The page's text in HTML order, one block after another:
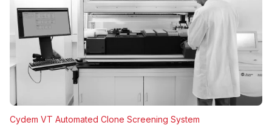
Cydem VT Automated Clone Screening System